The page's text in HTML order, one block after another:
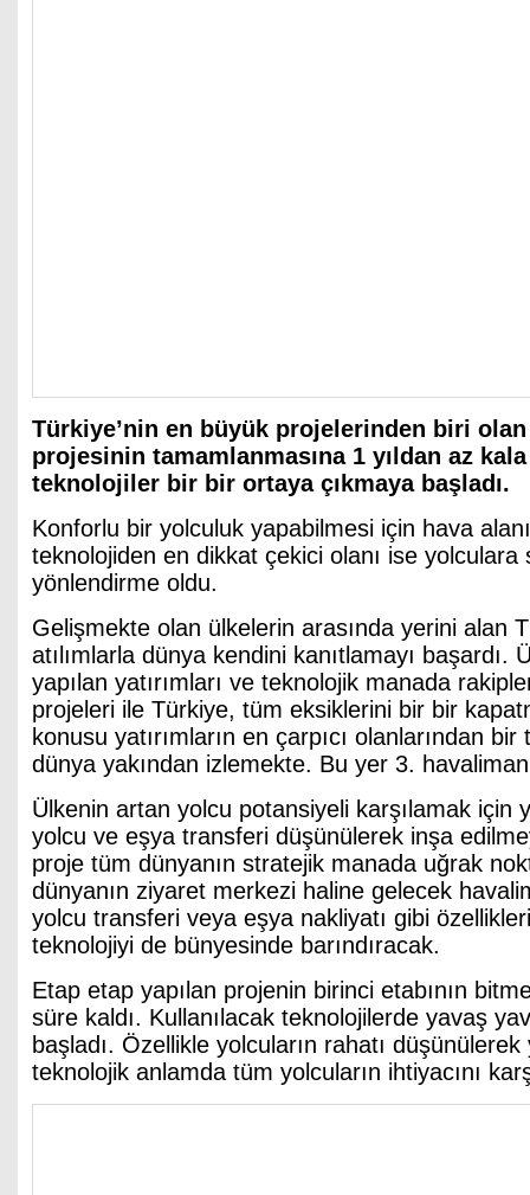
Türkiye’nin en büyük projelerinden biri olan
projesinin tamamlanmasına 1 yıldan az
teknolojiler bir bir ortaya çıkmaya başladı.
Konforlu bir yolculuk yapabilmesi için hava
teknolojiden en dikkat çekici olanı ise yolculara
yönlendirme oldu.
Gelişmekte olan ülkelerin arasında yerini alan
atılımlarla dünya kendini kanıtlamayı başardı.
yapılan yatırımları ve teknolojik manada
projeleri ile Türkiye, tüm eksiklerini bir bir
konusu yatırımların en çarpıcı olanlarından
dünya yakından izlemekte. Bu yer 3.
Ülkenin artan yolcu potansiyeli karşılamak için
yolcu ve eşya transferi düşünülerek inşa
proje tüm dünyanın stratejik manada uğrak
dünyanın ziyaret merkezi haline gelecek
yolcu transferi veya eşya nakliyatı gibi
teknolojiyi de bünyesinde barındıracak.
Etap etap yapılan projenin birinci etabının
süre kaldı. Kullanılacak teknolojilerde yavaş
başladı. Özellikle yolcuların rahatı düşünülerek
teknolojik anlamda tüm yolcuların ihtiyacını